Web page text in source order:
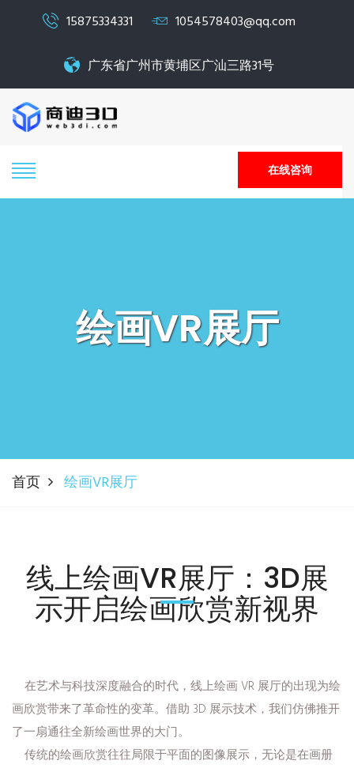
15875334331 1054578403@qq.com
广东省广州市黄埔区广汕三路31号
在线咨询
绘画VR展厅
首页 绘画VR展厅
线上绘画VR展厅：3D展
示开启绘画欣赏新视界
在艺术与科技深度融合的时代，线上绘画 VR 展厅的出现为绘
画欣赏带来了革命性的变革。借助 3D 展示技术，我们仿佛推开
了一扇通往全新绘画世界的大门。
传统的绘画欣赏往往局限于平面的图像展示，无论是在画册